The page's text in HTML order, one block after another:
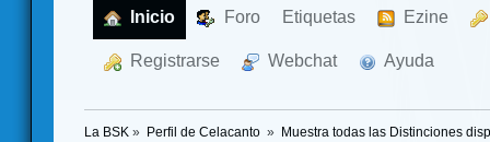
Inicio Foro Etiquetas Ezine
Registrarse Webchat Ayuda
La BSK » Perfil de Celacanto » Muestra todas las Distinciones